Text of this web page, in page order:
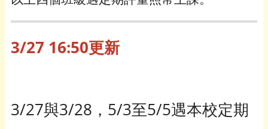
3/27 16:50更新
3/27與3/28，5/3至5/5遇本校定期